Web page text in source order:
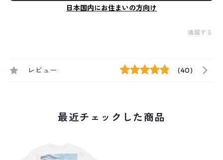
日本国内にお住まいの方向け
通報する
レビュー (40)
最近チェックした商品